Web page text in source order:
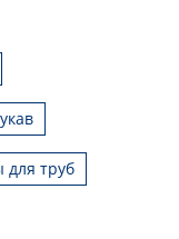
для труб